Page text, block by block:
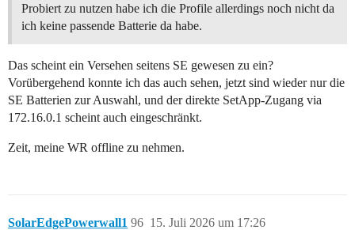
Probiert zu nutzen habe ich die Profile allerdings noch nicht da
ich keine passende Batterie da habe.
Das scheint ein Versehen seitens SE gewesen zu ein?
Vorübergehend konnte ich das auch sehen, jetzt sind wieder nur die
SE Batterien zur Auswahl, und der direkte SetApp-Zugang via
172.16.0.1 scheint auch eingeschränkt.
Zeit, meine WR offline zu nehmen.
SolarEdgePowerwall1 15. Juli 2026 um 17:26
96